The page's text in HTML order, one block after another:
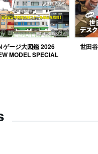
ゲージ大図鑑 2026
MODEL SPECIAL
世田